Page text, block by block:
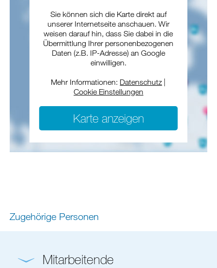
Sie können sich die Karte direkt auf
unserer Internetseite anschauen. Wir
weisen darauf hin, dass Sie dabei in die
Übermittlung Ihrer personenbezogenen
Daten (z.B. IP-Adresse) an Google
einwilligen.
Mehr Informationen: Datenschutz
Cookie Einstellungen
Karte anzeigen
Zugehörige Personen
Mitarbeitende